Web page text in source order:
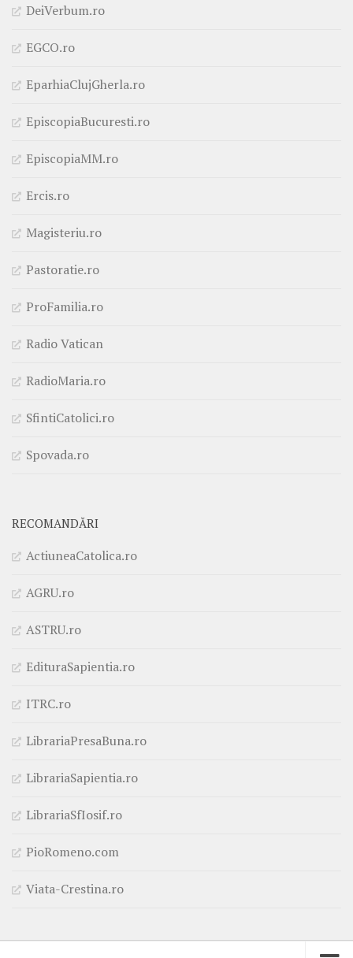
DeiVerbum.ro
EGCO.ro
EparhiaClujGherla.ro
EpiscopiaBucuresti.ro
EpiscopiaMM.ro
Ercis.ro
Magisteriu.ro
Pastoratie.ro
ProFamilia.ro
Radio Vatican
RadioMaria.ro
SfintiCatolici.ro
Spovada.ro
RECOMANDĂRI
ActiuneaCatolica.ro
AGRU.ro
ASTRU.ro
EdituraSapientia.ro
ITRC.ro
LibrariaPresaBuna.ro
LibrariaSapientia.ro
LibrariaSfIosif.ro
PioRomeno.com
Viata-Crestina.ro